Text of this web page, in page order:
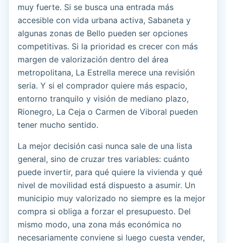
muy fuerte. Si se busca una entrada más
accesible con vida urbana activa, Sabaneta y
algunas zonas de Bello pueden ser opciones
competitivas. Si la prioridad es crecer con más
margen de valorización dentro del área
metropolitana, La Estrella merece una revisión
seria. Y si el comprador quiere más espacio,
entorno tranquilo y visión de mediano plazo,
Rionegro, La Ceja o Carmen de Viboral pueden
tener mucho sentido.
La mejor decisión casi nunca sale de una lista
general, sino de cruzar tres variables: cuánto
puede invertir, para qué quiere la vivienda y qué
nivel de movilidad está dispuesto a asumir. Un
municipio muy valorizado no siempre es la mejor
compra si obliga a forzar el presupuesto. Del
mismo modo, una zona más económica no
necesariamente conviene si luego cuesta vender,